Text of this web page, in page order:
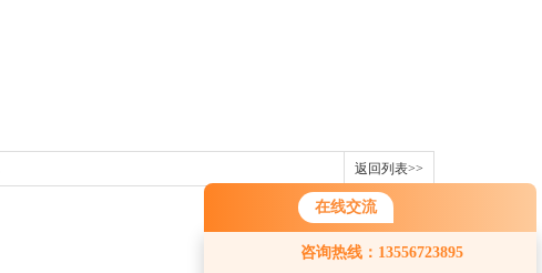
在线交流
咨询热线：13556723895
返回列表>>